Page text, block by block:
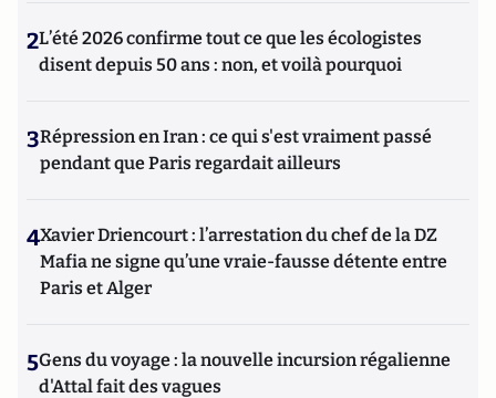
2L’été 2026 confirme tout ce que les écologistes
disent depuis 50 ans : non, et voilà pourquoi
3Répression en Iran : ce qui s'est vraiment passé
pendant que Paris regardait ailleurs
4Xavier Driencourt : l’arrestation du chef de la DZ
Mafia ne signe qu’une vraie-fausse détente entre
Paris et Alger
5Gens du voyage : la nouvelle incursion régalienne
d'Attal fait des vagues